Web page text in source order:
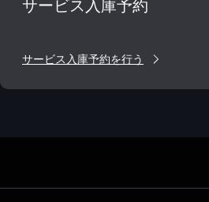
サービス入庫予約
サービス入庫予約を行う